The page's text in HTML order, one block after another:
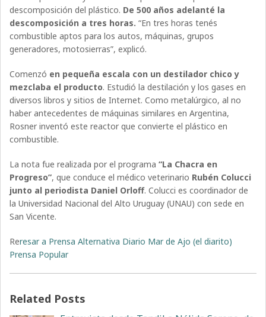
descomposición del plástico. De 500 años adelanté la
descomposición a tres horas. “En tres horas tenés
combustible aptos para los autos, máquinas, grupos
generadores, motosierras”, explicó.
Comenzó en pequeña escala con un destilador chico y
mezclaba el producto. Estudió la destilación y los gases en
diversos libros y sitios de Internet. Como metalúrgico, al no
haber antecedentes de máquinas similares en Argentina,
Rosner inventó este reactor que convierte el plástico en
combustible.
La nota fue realizada por el programa“La Chacra en
Progreso”, que conduce el médico veterinario Rubén Colucci
junto al periodista Daniel Orloff. Colucci es coordinador de
la Universidad Nacional del Alto Uruguay (UNAU) con sede en
San Vicente.
Reresar a Prensa Alternativa Diario Mar de Ajo (el diarito)
Prensa Popular
Related Posts